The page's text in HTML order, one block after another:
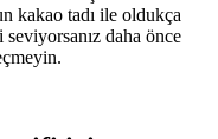
kakao tadı ile oldukça
daha önce